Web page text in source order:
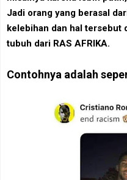
Jadi orang yang berasal
kelebihan dan hal tersebut
tubuh dari RAS AFRIKA.
Contohnya adalah